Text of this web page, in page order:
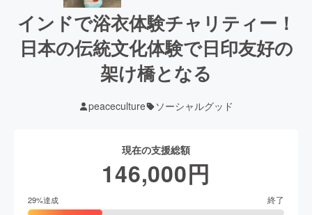
インドで浴衣体験チャリティー！
日本の伝統文化体験で日印友好の
架け橋となる
peaceculture ソーシャルグッド
現在の支援総額
146,000円
29%達成 終了